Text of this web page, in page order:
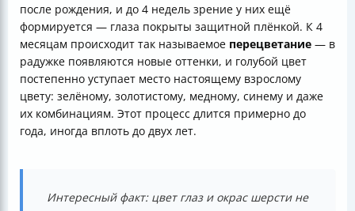
после рождения, и до 4 недель зрение у них ещё
формируется — глаза покрыты защитной плёнкой. К 4
месяцам происходит так называемое перецветание — в
радужке появляются новые оттенки, и голубой цвет
постепенно уступает место настоящему взрослому
цвету: зелёному, золотистому, медному, синему и даже
их комбинациям. Этот процесс длится примерно до
года, иногда вплоть до двух лет.
Интересный факт: цвет глаз и окрас шерсти не